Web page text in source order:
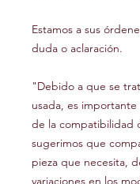
Estamos a sus
duda o aclaración.
"Debido a que se
usada, es
de la compatibilidad
sugerimos que
pieza que necesita,
variaciones en los